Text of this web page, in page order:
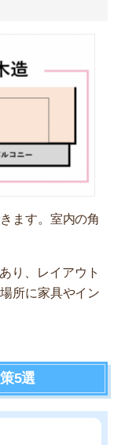
ます。室内の角
り、レイアウト
所に家具やイン
5選